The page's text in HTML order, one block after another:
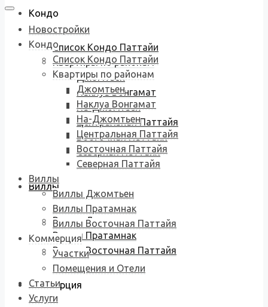
Кондо
Список Кондо Паттайи
Квартиры по районам
Джомтьен
Наклуа Вонгамат
На-Джомтьен
Центральная Паттайя
Восточная Паттайя
Северная Паттайя
Виллы
Виллы Джомтьен
Виллы Пратамнак
Виллы Восточная Паттайя
Коммерция
Новостройки
Кондо
Список Кондо Паттайи
Квартиры по районам
Джомтьен
Наклуа Вонгамат
На-Джомтьен
Центральная Паттайя
Восточная Паттайя
Северная Паттайя
Виллы
Виллы Джомтьен
Виллы Пратамнак
Виллы Восточная Паттайя
Коммерция
Участки
Помещения и Отели
Статьи
Услуги